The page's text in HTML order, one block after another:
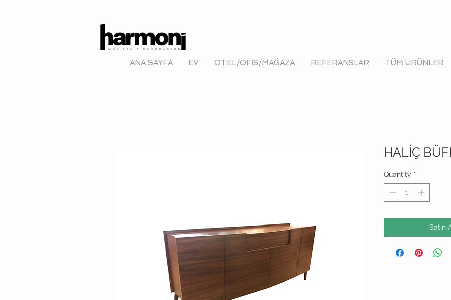
ANA SAYFA EV OTEL/OFİS/MAĞAZA REFERANSLAR TÜM ÜRÜNLER
HALİÇ
Quantity *
Satın